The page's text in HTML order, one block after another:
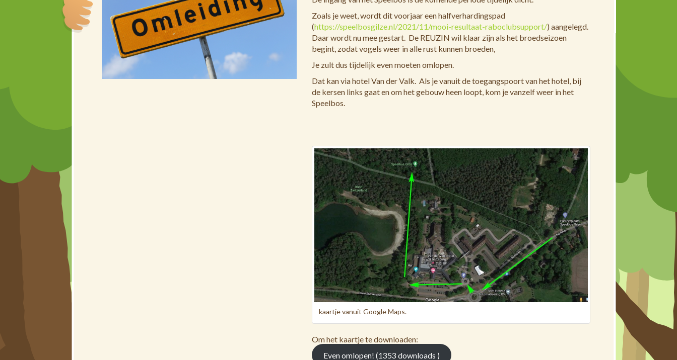
Zoals je weet, wordt dit voorjaar een halfverhardingspad
(https://speelbosgilze.nl/2021/11/mooi-resultaat-raboclubsupport/) aangelegd.
Daar wordt nu mee gestart. De REUZIN wil klaar zijn als het broedseizoen
begint, zodat vogels weer in alle rust kunnen broeden,
Je zult dus tijdelijk even moeten omlopen.
Dat kan via hotel Van der Valk. Als je vanuit de toegangspoort van het hotel, bij
de kersen links gaat en om het gebouw heen loopt, kom je vanzelf weer in het
Speelbos.
kaartje vanuit Google Maps.
Om het kaartje te downloaden:
Even omlopen! (1353 downloads )